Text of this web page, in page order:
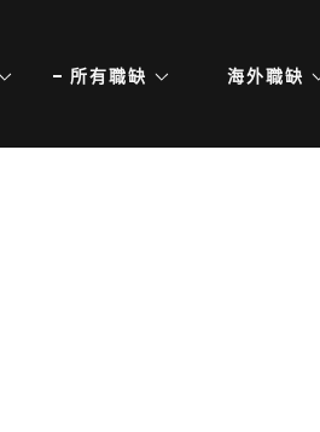
所有職缺 海外職缺